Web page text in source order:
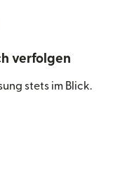
verfolgen
stets im Blick.